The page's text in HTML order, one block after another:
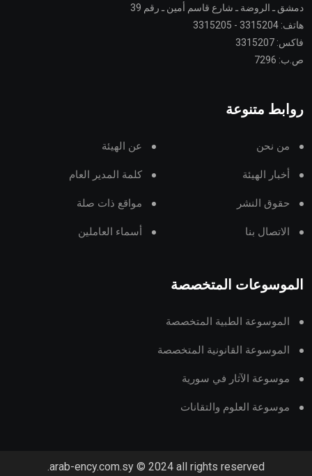
دمشق ـ الروضة ـ شارع قاسم أمين ـ رقم 39
هاتف: 3315204 - 3315205
فاكس: 3315207
ص.ب: 7296
روابط متنوعة
من نحن عن الهيئة
أخبار الهيئة كلمة المدير العام
حقوق النشر مواقع ذات صلة
الاتصال بنا أسماء العاملين
الموسوعات المتخصصة
الموسوعة الطبية المتخصصة
الموسوعة القانونية المتخصصة
موسوعة الآثار في سورية
موسوعة العلوم والتقانات
arab-ency.com.sy © 2024 all rights reserved.